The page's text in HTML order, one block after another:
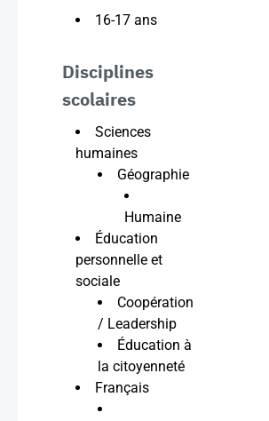
16-17 ans
Disciplines
scolaires
Sciences
humaines
Géographie
Humaine
Éducation
personnelle et
sociale
Coopération
/ Leadership
Éducation à
la citoyenneté
Français